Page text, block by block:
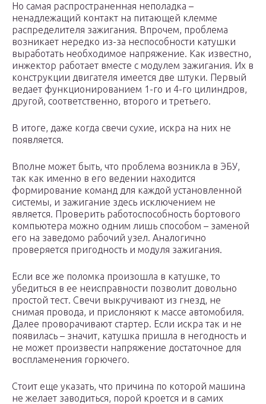
Но самая распространенная неполадка –
ненадлежащий контакт на питающей клемме
распределителя зажигания. Впрочем, проблема
возникает нередко из-за неспособности катушки
выработать необходимое напряжение. Как известно,
инжектор работает вместе с модулем зажигания. Их в
конструкции двигателя имеется две штуки. Первый
ведает функционированием 1-го и 4-го цилиндров,
другой, соответственно, второго и третьего.
В итоге, даже когда свечи сухие, искра на них не
появляется.
Вполне может быть, что проблема возникла в ЭБУ,
так как именно в его ведении находится
формирование команд для каждой установленной
системы, и зажигание здесь исключением не
является. Проверить работоспособность бортового
компьютера можно одним лишь способом – заменой
его на заведомо рабочий узел. Аналогично
проверяется пригодность и модуля зажигания.
Если все же поломка произошла в катушке, то
убедиться в ее неисправности позволит довольно
простой тест. Свечи выкручивают из гнезд, не
снимая провода, и прислоняют к массе автомобиля.
Далее проворачивают стартер. Если искра так и не
появилась – значит, катушка пришла в негодность и
не может произвести напряжение достаточное для
воспламенения горючего.
Стоит еще указать, что причина по которой машина
не желает заводиться, порой кроется и в самих